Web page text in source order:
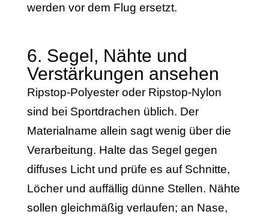
werden vor dem Flug ersetzt.
6. Segel, Nähte und
Verstärkungen ansehen
Ripstop-Polyester oder Ripstop-Nylon
sind bei Sportdrachen üblich. Der
Materialname allein sagt wenig über die
Verarbeitung. Halte das Segel gegen
diffuses Licht und prüfe es auf Schnitte,
Löcher und auffällig dünne Stellen. Nähte
sollen gleichmäßig verlaufen; an Nase,